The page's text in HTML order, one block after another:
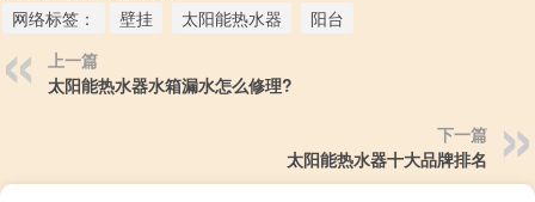
网络标签：
壁挂 太阳能热水器
阳台
上一篇
太阳能热水器水箱漏水怎么修理?
下一篇
太阳能热水器十大品牌排名